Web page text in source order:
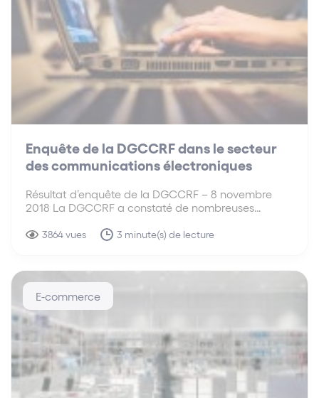
Enquête de la DGCCRF dans le secteur
des communications électroniques
Résultat d’enquête de la DGCCRF – 8 novembre
2018 La DGCCRF a constaté de nombreuses
par les opérateurs de téléphonie et d’internet en
3864 vues 3 minute(s) de lecture
E-commerce